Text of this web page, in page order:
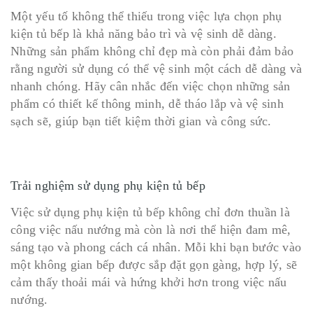
Một yếu tố không thể thiếu trong việc lựa chọn phụ
kiện tủ bếp là khả năng bảo trì và vệ sinh dễ dàng.
Những sản phẩm không chỉ đẹp mà còn phải đảm bảo
rằng người sử dụng có thể vệ sinh một cách dễ dàng và
nhanh chóng. Hãy cân nhắc đến việc chọn những sản
phẩm có thiết kế thông minh, dễ tháo lắp và vệ sinh
sạch sẽ, giúp bạn tiết kiệm thời gian và công sức.
Trải nghiệm sử dụng phụ kiện tủ bếp
Việc sử dụng phụ kiện tủ bếp không chỉ đơn thuần là
công việc nấu nướng mà còn là nơi thể hiện đam mê,
sáng tạo và phong cách cá nhân. Mỗi khi bạn bước vào
một không gian bếp được sắp đặt gọn gàng, hợp lý, sẽ
cảm thấy thoải mái và hứng khởi hơn trong việc nấu
nướng.